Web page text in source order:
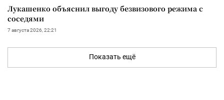
Лукашенко объяснил выгоду безвизового режима с
соседями
7 августа 2026, 22:21
Показать ещё